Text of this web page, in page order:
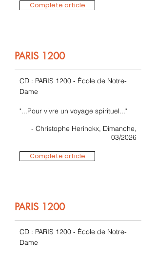
Complete article
PARIS 1200
CD : PARIS 1200 - École de Notre-
Dame
"...Pour vivre un voyage spirituel..."
- Christophe Herinckx, Dimanche,
03/2026
Complete article
PARIS 1200
CD : PARIS 1200 - École de Notre-
Dame